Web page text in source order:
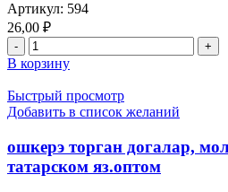
Фарид
хазрат
Салман
Артикул: 594
26,00 ₽
Количество
товара
намаз
уку
тэртибе,
по
ханафитскому
В корзину
Быстрый просмотр
Добавить в список желаний
ошкерэ торган догалар,
татарском яз.оптом